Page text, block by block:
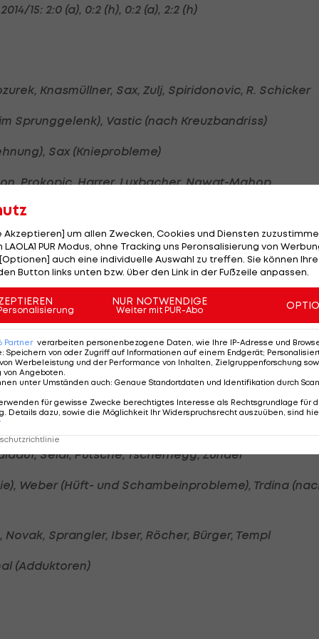
15: 2:0 (a), 0:2 (h), 0:2 (a), 2:2 (h)
Knasmüllner, Sax, Zulj, Spiridonovic, R. Schicker
Sprunggelenk), Vastic (nach Kreuzbandriss)
Sax (Knieprobleme)
Prokopic, Harrer, Luxbacher, Ngwat-Mahop
(beide Knie), Pöllhuber (Schulter), Barrera
Seidl, Putsche, Tschernegg, Zündel
Weber (Hüft- und Schambeinprobleme), Trdina
Sprangler, Ibser, Röcher, Bürger, Templ
(Adduktoren)
Akzeptieren] um allen Zwecken, Cookies und Diensten
PUR Modus, ohne Tracking uns Peronsalisierung von
auch eine individuelle Auswahl zu treffen. Sie können
Button links unten bzw. über den Link in der Fußzeile anpassen.
NUR NOTWENDIGE
Weiter mit PUR-Abo
Partner verarbeiten personenbezogene Daten, wie Ihre IP-Adresse und
: Speichern von oder Zugriff auf Informationen auf einem Endgerät;
Werbeleistung und der Performance von Inhalten, Zielgruppenforschung
von Angeboten.
unter Umständen auch: Genaue Standortdaten und Identifikation durch
für gewisse Zwecke berechtigtes Interesse als Rechtsgrundlage für
Details dazu, sowie die Möglichkeit Ihr Widerspruchsrecht auszuüben, sind